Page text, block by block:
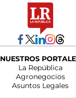
NUESTROS
La República
Agronegocios
Asuntos Legales